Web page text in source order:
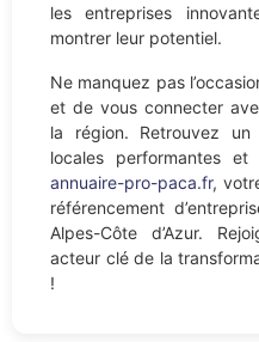
les entreprises
montrer leur potentiel.
Ne manquez pas
et de vous connecter
la région. Retrouvez un
locales performantes
annuaire-pro-paca.fr,
référencement
Alpes-Côte d’Azur.
acteur clé de la
!